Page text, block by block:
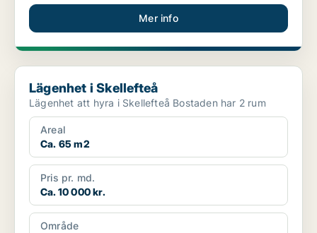
Mer info
Lägenhet i Skellefteå
Lägenhet i Skellefteå
Lägenhet att hyra i Skellefteå Bostaden har 2 rum
Areal
Ca. 65 m2
Pris pr. md.
Ca. 10 000 kr.
Område